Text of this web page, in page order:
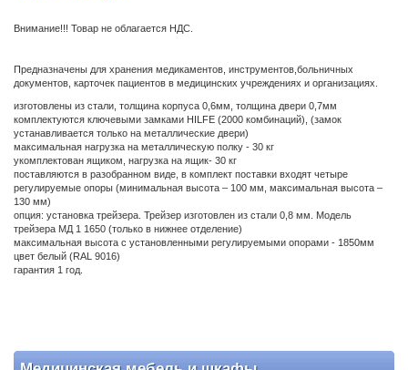
Внимание!!! Товар не облагается НДС.
Предназначены для хранения медикаментов, инструментов,больничных
документов, карточек пациентов в медицинских учреждениях и организациях.
изготовлены из стали, толщина корпуса 0,6мм, толщина двери 0,7мм
комплектуются ключевыми замками HILFE (2000 комбинаций), (замок
устанавливается только на металлические двери)
максимальная нагрузка на металлическую полку - 30 кг
укомплектован ящиком, нагрузка на ящик- 30 кг
поставляются в разобранном виде, в комплект поставки входят четыре
регулируемые опоры (минимальная высота – 100 мм, максимальная высота –
130 мм)
опция: установка трейзера. Трейзер изготовлен из стали 0,8 мм. Модель
трейзера МД 1 1650 (только в нижнее отделение)
максимальная высота с установленными регулируемыми опорами - 1850мм
цвет белый (RAL 9016)
гарантия 1 год.